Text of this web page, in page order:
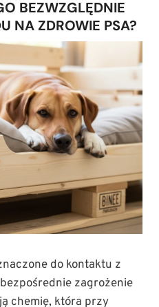
BEZWZGLĘDNIE
NA ZDROWIE PSA?
do kontaktu z
zagrożenie
chemię, która przy